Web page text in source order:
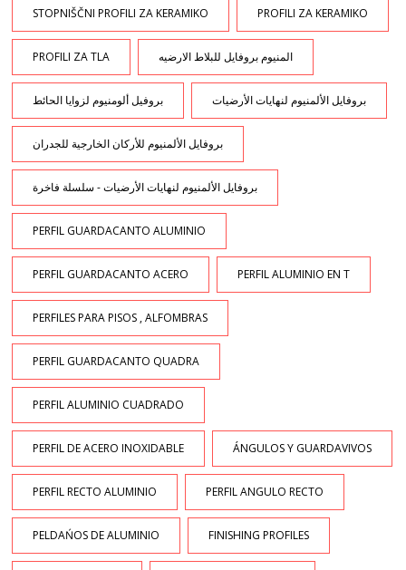
STOPNIŠČNI PROFILI ZA KERAMIKO PROFILI ZA KERAMIKO
PROFILI ZA TLA المنيوم بروفايل للبلاط الارضيه
بروفيل ألومنيوم لزوايا الحائط بروفايل الألمنيوم لنهايات الأرضيات
بروفايل الألمنيوم للأركان الخارجية للجدران
بروفايل الألمنيوم لنهايات الأرضيات - سلسلة فاخرة
PERFIL GUARDACANTO ALUMINIO
PERFIL GUARDACANTO ACERO PERFIL ALUMINIO EN T
PERFILES PARA PISOS , ALFOMBRAS
PERFIL GUARDACANTO QUADRA
PERFIL ALUMINIO CUADRADO
PERFIL DE ACERO INOXIDABLE ÁNGULOS Y GUARDAVIVOS
PERFIL RECTO ALUMINIO PERFIL ANGULO RECTO
PELDAŃOS DE ALUMINIO FINISHING PROFILES